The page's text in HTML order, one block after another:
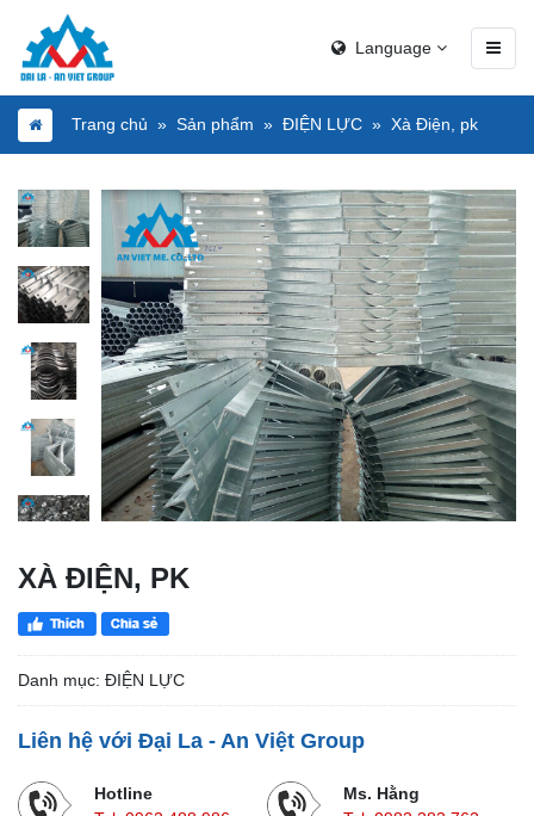
Language
Trang chủ Sản phẩm ĐIỆN LỰC Xà Điện, pk
XÀ ĐIỆN, PK
Danh mục: ĐIỆN LỰC
Liên hệ với Đại La - An Việt Group
Hotline
Ms. Hằng